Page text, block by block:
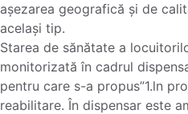
așezarea geografică și de
același tip.
Starea de sănătate a
monitorizată în cadrul
pentru care s-a propus”1.ln
reabilitare. În dispensar este